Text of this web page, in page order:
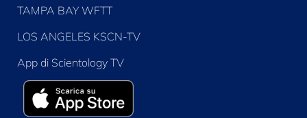
TAMPA BAY WFTT
LOS ANGELES KSCN-TV
App di Scientology TV